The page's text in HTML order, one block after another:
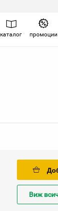
каталог промоции
Виж